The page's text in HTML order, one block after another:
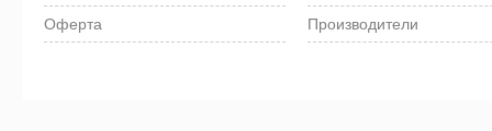
Оферта Производители